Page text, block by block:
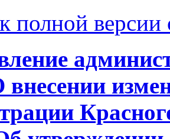
полной версии